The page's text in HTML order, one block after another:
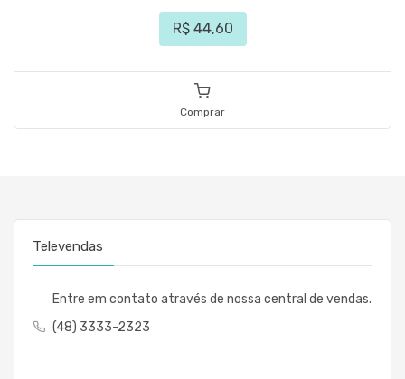
R$ 44,60
Comprar
Televendas
Entre em contato através de nossa central de vendas.
(48) 3333-2323